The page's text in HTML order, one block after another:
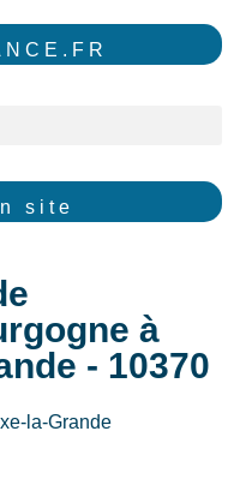
site
à
- 10370
la-Grande